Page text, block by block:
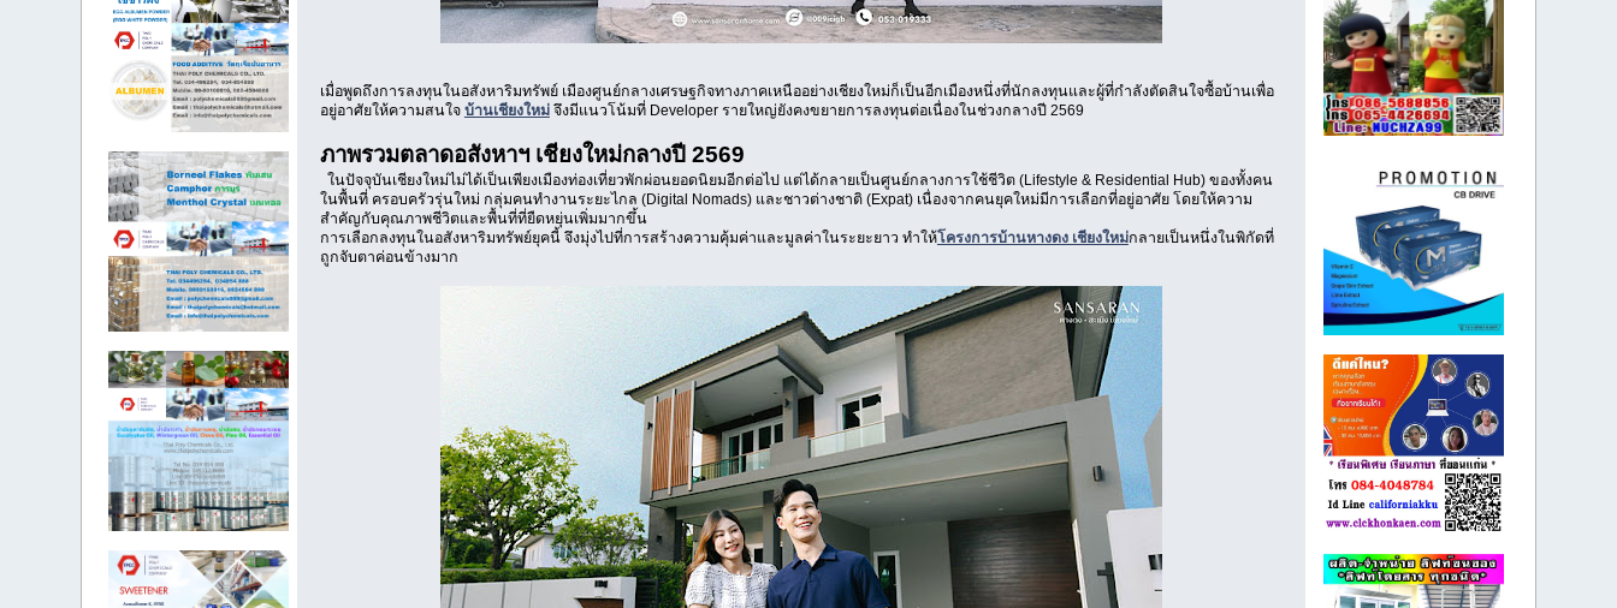
เมื่อพูดถึงการลงทุนในอสังหาริมทรัพย์ เมืองศูนย์กลางเศรษฐกิจทางภาคเหนืออย่างเชียงใหม่ก็เป็นอีกเมืองหนึ่งที่นักลงทุนและผู้ที่กำลังตัดสินใจซื้อบ้านเพื่อ
อยู่อาศัยให้ความสนใจ บ้านเชียงใหม่จึงมีแนวโน้มที่ Developer รายใหญ่ยังคงขยายการลงทุนต่อเนื่องในช่วงกลางปี 2569
ภาพรวมตลาดอสังหาฯ เชียงใหม่กลางปี 2569
ในปัจจุบันเชียงใหม่ไม่ได้เป็นเพียงเมืองท่องเที่ยวพักผ่อนยอดนิยมอีกต่อไป แต่ได้กลายเป็นศูนย์กลางการใช้ชีวิต (Lifestyle & Residential Hub) ของทั้งคน
ในพื้นที่ ครอบครัวรุ่นใหม่ กลุ่มคนทำงานระยะไกล (Digital Nomads) และชาวต่างชาติ (Expat) เนื่องจากคนยุคใหม่มีการเลือกที่อยู่อาศัย โดยให้ความ
สำคัญกับคุณภาพชีวิตและพื้นที่ที่ยืดหยุ่นเพิ่มมากขึ้น
การเลือกลงทุนในอสังหาริมทรัพย์ยุคนี้ จึงมุ่งไปที่การสร้างความคุ้มค่าและมูลค่าในระยะยาว ทำให้โครงการบ้านหางดง เชียงใหม่กลายเป็นหนึ่งในพิกัดที่
ถูกจับตาค่อนข้างมาก